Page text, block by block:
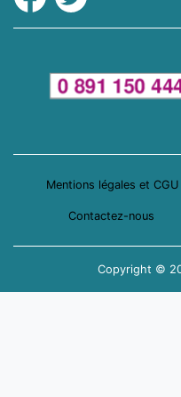
Mentions légales et CGU
Contactez-nous
Copyright ©